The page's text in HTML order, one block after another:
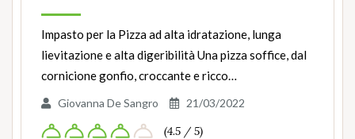
Impasto per la Pizza ad alta idratazione, lunga
lievitazione e alta digeribilità Una pizza soffice, dal
cornicione gonfio, croccante e ricco…
Giovanna De Sangro 21/03/2022
(4.5 / 5)